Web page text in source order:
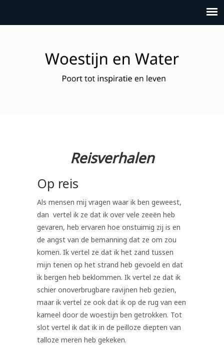
Reisverhalen
Op reis
Als mensen mij vragen waar ik ben geweest,
dan vertel ik ze dat ik over vele zeeën heb
gevaren, heb ervaren hoe onstuimig zij is en
de angst van de bemanning dat ze om zou
komen. Ik vertel ze dat ik het zand tussen
mijn tenen op het strand heb gevoeld en dat
ik bergen heb beklommen. Ik vertel ze dat ik
schier onoverbrugbare ravijnen heb gezien,
maar ik vertel ze ook dat ik op de rug van een
kameel door de woestijn ben getrokken. Tot
slot vertel ik dat ik in de peilloze diepten van
talloze meren heb gekeken.